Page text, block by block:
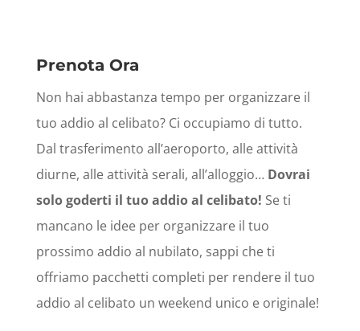
Prenota Ora
Non hai abbastanza tempo per organizzare il
tuo addio al celibato? Ci occupiamo di tutto.
Dal trasferimento all’aeroporto, alle attività
diurne, alle attività serali, all’alloggio… Dovrai
solo goderti il tuo addio al celibato! Se ti
mancano le idee per organizzare il tuo
prossimo addio al nubilato, sappi che ti
offriamo pacchetti completi per rendere il tuo
addio al celibato un weekend unico e originale!